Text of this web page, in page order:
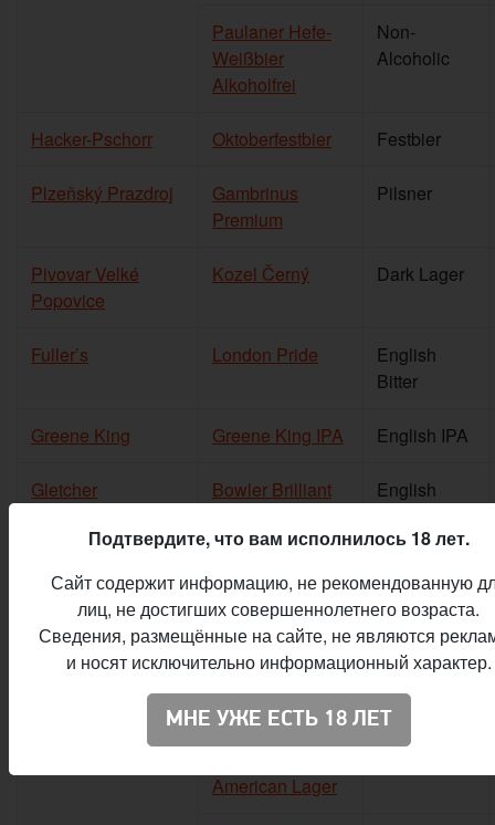
Paulaner Hefe-
Weißbier
Alkoholfrei
Non-
Alcoholic
Hacker-Pschorr Oktoberfestbier Festbier
Plzeňský Prazdroj
Gambrinus
Premium
Pilsner
Pivovar Velké
Popovice
Kozel Černý Dark Lager
Fuller’s London Pride
English
Bitter
Greene King Greene King IPA English IPA
Gletcher
Bowler Brilliant
English
IPA
Rouge de Fleur Fruit Beer
Blanche de Fleur Witbier
American Lager
Подтвердите, что вам исполнилось 18 лет.
Сайт содержит информацию, не рекомендованную
лиц, не достигших совершеннолетнего возраста.
Сведения, размещённые на сайте, не являются
и носят исключительно информационный характер.
МНЕ УЖЕ ЕСТЬ 18 ЛЕТ